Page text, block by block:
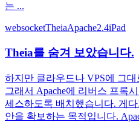
는 ...
websocketTheiaApache2.4iPad
Theia를 숨겨 보았습니다.
하지만 클라우드나 VPS에 그
그래서 Apache에 리버스 프록
세스하도록 배치했습니다. 게
안을 확보하는 목적입니다.